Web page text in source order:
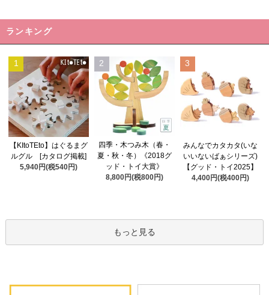
ランキング
1
【KItoTEto】はぐるまグ
ルグル [カタログ掲載]
5,940円(税540円)
2
四季・木つみ木（春・
夏・秋・冬）《2018グ
ッド・トイ大賞》
8,800円(税800円)
3
みんなでカタカタ(いな
いいないばぁシリーズ)
【グッド・トイ2025】
4,400円(税400円)
もっと見る